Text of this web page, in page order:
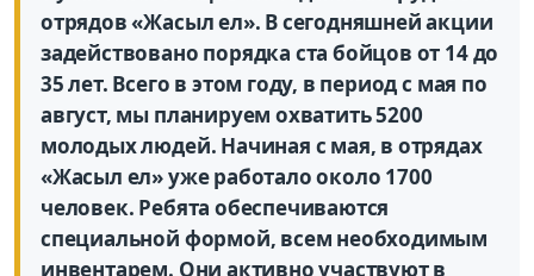
отрядов «Жасыл ел». В сегодняшней акции
задействовано порядка ста бойцов от 14 до
35 лет. Всего в этом году, в период с мая по
август, мы планируем охватить 5200
молодых людей. Начиная с мая, в отрядах
«Жасыл ел» уже работало около 1700
человек. Ребята обеспечиваются
специальной формой, всем необходимым
инвентарем. Они активно участвуют в